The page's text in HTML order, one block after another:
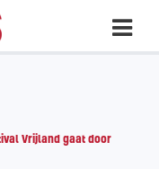
Vrijland gaat door